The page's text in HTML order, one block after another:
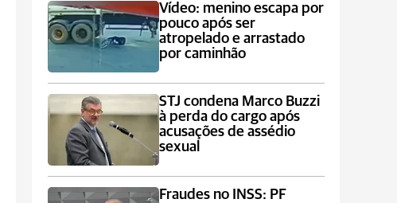
Vídeo: menino escapa por
pouco após ser
atropelado e arrastado
por caminhão
STJ condena Marco Buzzi
à perda do cargo após
acusações de assédio
sexual
Fraudes no INSS: PF